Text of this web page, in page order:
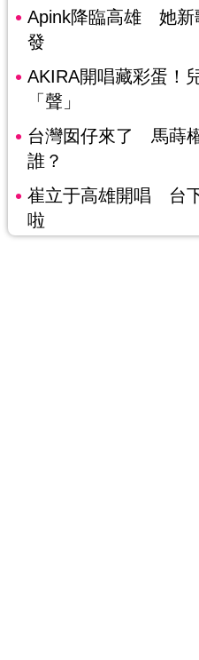
Apink降臨高雄 她新
發
AKIRA開唱藏彩蛋！
「聲」
台灣囡仔來了 馬蒔
誰？
崔立于高雄開唱 台
啦